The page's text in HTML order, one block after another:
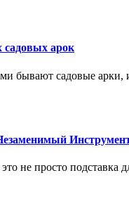
садовых арок
бывают садовые арки,
не просто